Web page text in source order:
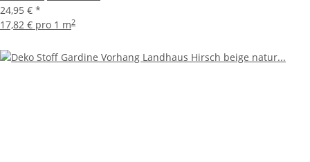
24,95 € *
17,82 € pro 1 m2